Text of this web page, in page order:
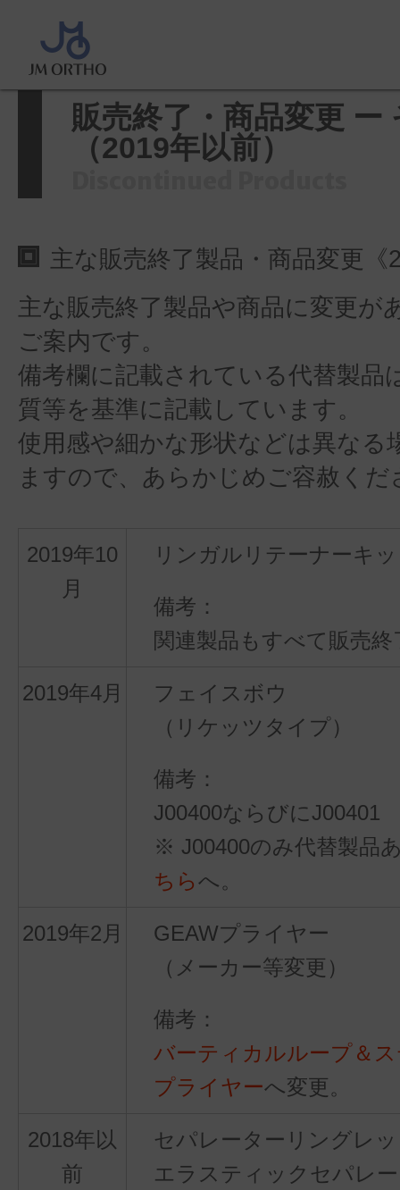
ホーム
他（2019年以前）
販売終了・商品変更 ー
（2019年以前）
主な販売終了製品・商品変更《
主な販売終了製品や商品に変更が
ご案内です。
備考欄に記載されている代替製品
質等を基準に記載しています。
使用感や細かな形状などは異なる
ますので、あらかじめご容赦くだ
2019年10
月
リンガルリテーナーキ
関連製品もすべて販売終
2019年4月
フェイスボウ
（リケッツタイプ）
J00400ならびにJ00401
※ J00400のみ代替製品
ちらへ。
2019年2月
GEAWプライヤー
（メーカー等変更）
バーティカルループ＆
プライヤーへ変更。
2018年以
前
セパレーターリングレ
エラスティックセパレ